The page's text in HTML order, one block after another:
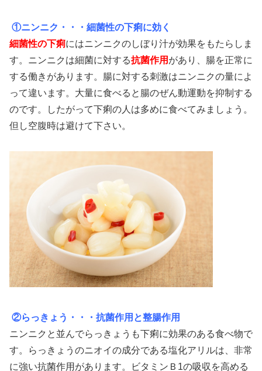
①ニンニク・・・細菌性の下痢に効く
細菌性の下痢にはニンニクのしぼり汁が効果をもたらしま
す。ニンニクは細菌に対する抗菌作用 があり、腸を正常に
する働きがあります。腸に対する刺激はニンニクの量によ
って違います。大量に食べると腸のぜん動運動を抑制する
のです。したがって下痢の人は多めに食べてみましょう。
但し空腹時は避けて下さい。
②らっきょう・・・抗菌作用と整腸作用
ニンニクと並んでらっきょうも下痢に効果のある食べ物で
す。らっきょうのニオイの成分である塩化アリルは、非常
に強い抗菌作用があります。ビタミンＢ1の吸収を高める